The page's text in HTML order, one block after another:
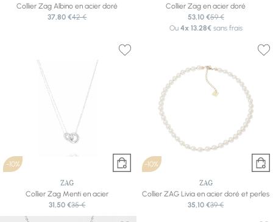
Collier Zag Albino en acier doré
37,80 €42 €
Collier Zag en acier doré
53,10 €59 €
Ou 4x 13.28€sans frais
-10%
ZAG
Collier Zag Menti en acier
31,50 €35 €
-10%
ZAG
Collier ZAG Livia en acier doré et perles
35,10 €39 €